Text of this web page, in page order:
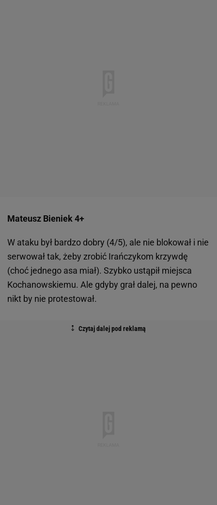
Mateusz Bieniek 4+
W ataku był bardzo dobry (4/5), ale nie blokował i nie
serwował tak, żeby zrobić Irańczykom krzywdę
(choć jednego asa miał). Szybko ustąpił miejsca
Kochanowskiemu. Ale gdyby grał dalej, na pewno
nikt by nie protestował.